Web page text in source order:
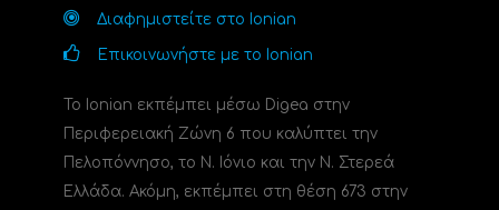
Διαφημιστείτε στο Ionian
Επικοινωνήστε με το Ionian
Το Ionian εκπέμπει μέσω Digea στην
Περιφερειακή Ζώνη 6 που καλύπτει την
Πελοπόννησο, το N. Ιόνιο και την Ν. Στερεά
Ελλάδα. Ακόμη, εκπέμπει στη θέση 673 στην